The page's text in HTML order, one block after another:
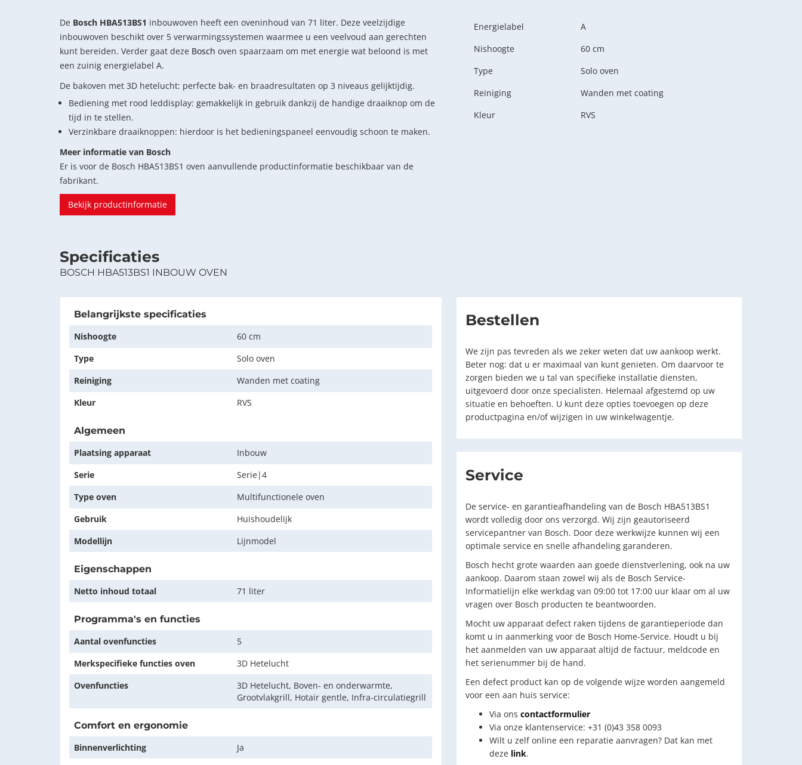
De Bosch HBA513BS1 inbouwoven heeft een oveninhoud van 71 liter. Deze veelzijdige
inbouwoven beschikt over 5 verwarmingssystemen waarmee u een veelvoud aan gerechten
kunt bereiden. Verder gaat deze Bosch oven spaarzaam om met energie wat beloond is met
een zuinig energielabel A.
De bakoven met 3D hetelucht: perfecte bak- en braadresultaten op 3 niveaus gelijktijdig.
Bediening met rood leddisplay: gemakkelijk in gebruik dankzij de handige draaiknop om de
tijd in te stellen.
Verzinkbare draaiknoppen: hierdoor is het bedieningspaneel eenvoudig schoon te maken.
Meer informatie van Bosch
Er is voor de Bosch HBA513BS1 oven aanvullende productinformatie beschikbaar van de
fabrikant.
Bekijk productinformatie
Energielabel
A
Nishoogte
60 cm
Type
Solo oven
Reiniging
Wanden met coating
Kleur
RVS
Specificaties
BOSCH HBA513BS1 INBOUW OVEN
Belangrijkste specificaties
Nishoogte
60 cm
Type
Solo oven
Reiniging
Wanden met coating
Kleur
RVS
Algemeen
Plaatsing apparaat
Inbouw
Serie
Serie|4
Type oven
Multifunctionele oven
Gebruik
Huishoudelijk
Modellijn
Lijnmodel
Eigenschappen
Netto inhoud totaal
71 liter
Programma's en functies
Aantal ovenfuncties
5
Merkspecifieke functies oven
3D Hetelucht
Ovenfuncties
3D Hetelucht, Boven- en onderwarmte,
Grootvlakgrill, Hotair gentle, Infra-circulatiegrill
Comfort en ergonomie
Binnenverlichting
Ja
Bestellen
We zijn pas tevreden als we zeker weten dat uw aankoop werkt.
Beter nog: dat u er maximaal van kunt genieten. Om daarvoor te
zorgen bieden we u tal van specifieke installatie diensten,
uitgevoerd door onze specialisten. Helemaal afgestemd op uw
situatie en behoeften. U kunt deze opties toevoegen op deze
productpagina en/of wijzigen in uw winkelwagentje.
Service
De service- en garantieafhandeling van de Bosch HBA513BS1
wordt volledig door ons verzorgd. Wij zijn geautoriseerd
servicepantner van Bosch. Door deze werkwijze kunnen wij een
optimale service en snelle afhandeling garanderen.
Bosch hecht grote waarden aan goede dienstverlening, ook na uw
aankoop. Daarom staan zowel wij als de Bosch Service-
Informatielijn elke werkdag van 09:00 tot 17:00 uur klaar om al uw
vragen over Bosch producten te beantwoorden.
Mocht uw apparaat defect raken tijdens de garantieperiode dan
komt u in aanmerking voor de Bosch Home-Service. Houdt u bij
het aanmelden van uw apparaat altijd de factuur, meldcode en
het serienummer bij de hand.
Een defect product kan op de volgende wijze worden aangemeld
voor een aan huis service:
Via ons contactformulier
Via onze klantenservice: +31 (0)43 358 0093
Wilt u zelf online een reparatie aanvragen? Dat kan met
deze link.